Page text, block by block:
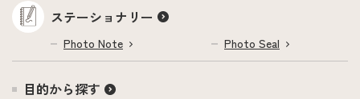
ステーショナリー
Photo Note Photo Seal
目的から探す